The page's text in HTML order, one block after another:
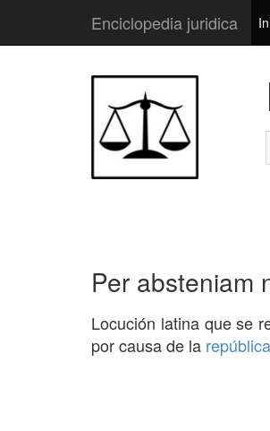
Enciclopedia juridica
Per absteniam
Locución latina que se
por causa de la república